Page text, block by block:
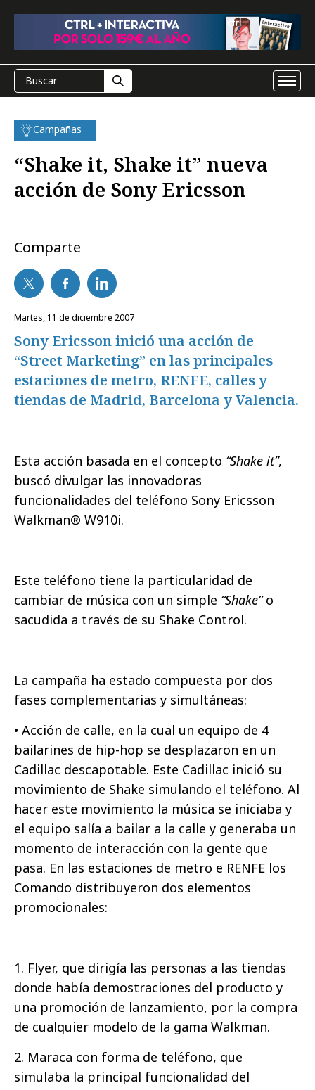
Campañas
“Shake it, Shake it” nueva
acción de Sony Ericsson
Comparte
martes, 11 de diciembre 2007
Sony Ericsson inició una acción de
“Street Marketing” en las principales
estaciones de metro, RENFE, calles y
tiendas de Madrid, Barcelona y Valencia.
Esta acción basada en el concepto “Shake it”,
buscó divulgar las innovadoras
funcionalidades del teléfono Sony Ericsson
Walkman® W910i.
Este teléfono tiene la particularidad de
cambiar de música con un simple “Shake”o
sacudida a través de su Shake Control.
La campaña ha estado compuesta por dos
fases complementarias y simultáneas:
• Acción de calle, en la cual un equipo de 4
bailarines de hip-hop se desplazaron en un
Cadillac descapotable. Este Cadillac inició su
movimiento de Shake simulando el teléfono. Al
hacer este movimiento la música se iniciaba y
el equipo salía a bailar a la calle y generaba un
momento de interacción con la gente que
pasa. En las estaciones de metro e RENFE los
Comando distribuyeron dos elementos
promocionales:
1. Flyer, que dirigía las personas a las tiendas
donde había demostraciones del producto y
una promoción de lanzamiento, por la compra
de cualquier modelo de la gama Walkman.
2. Maraca con forma de teléfono, que
simulaba la principal funcionalidad del